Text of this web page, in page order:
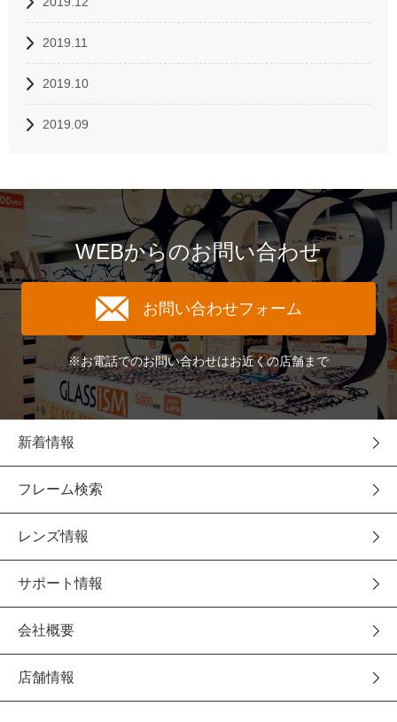
2019.11
2019.10
2019.09
WEBからのお問い合わせ
お問い合わせフォーム
※お電話でのお問い合わせはお近くの店舗まで
新着情報
フレーム検索
レンズ情報
サポート情報
会社概要
店舗情報